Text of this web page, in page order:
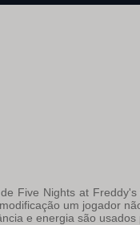
Five Nights at
um jogador
e energia são